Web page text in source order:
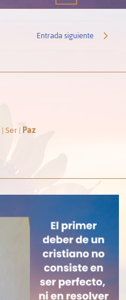
Entrada siguiente
|Ser|Paz